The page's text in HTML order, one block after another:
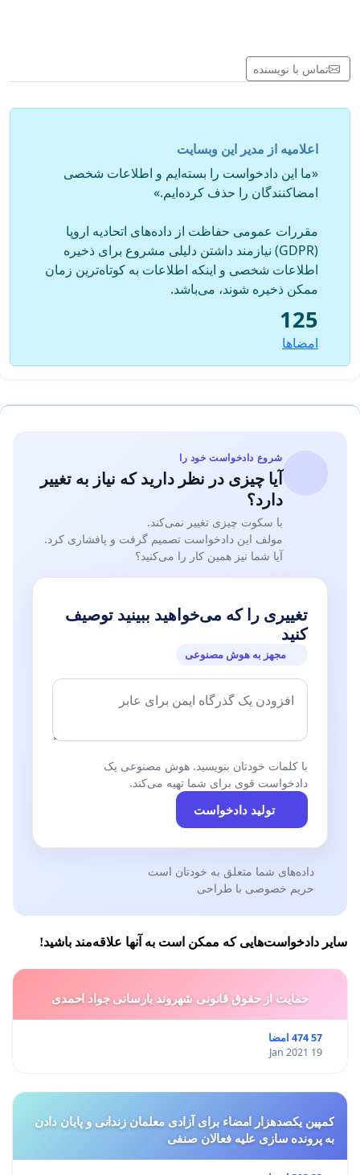
حیوانات با انها رفتار های نا شایست انجام می دهند
جناب آقای حناچی، درخواست رسیدگی و پیگیری را نموده که
متاسفانه مورد توجه واقع نگردید و هیچگونه اقدام موثری صورت
نگرفته است.
لذا از آن مقام محترم تقاضامندیم دستور رسیدگی به وقایع اتفاق
افتاده و مجازات متخلفین را صادر تا تکرار این گونه جنایات در آتی
پیشگیری و موجبات . عایت حقوق حیوانات بوجود آید.
ستاد مردمی دفاع از حقوق حیوانات"سمدا"
تماس با نویسنده
اعلامیه از مدیر این وبسایت
«ما این دادخواست را بسته‌ایم و اطلاعات شخصی
امضاکنندگان را حذف کرده‌ایم.»
مقررات عمومی حفاظت از داده‌های اتحادیه اروپا
(GDPR) نیازمند داشتن دلیلی مشروع برای ذخیره
اطلاعات شخصی و اینکه اطلاعات به کوتاه‌ترین زمان
ممکن ذخیره شوند، می‌باشد.
125
امضاها
شروع دادخواست خود را
آیا چیزی در نظر دارید که نیاز به تغییر
دارد؟
با سکوت چیزی تغییر نمی‌کند.
مولف این دادخواست تصمیم گرفت و پافشاری کرد.
آیا شما نیز همین کار را می‌کنید؟
تغییری را که می‌خواهید ببینید توصیف
کنید
مجهز به هوش مصنوعی
با کلمات خودتان بنویسید. هوش مصنوعی یک
دادخواست قوی برای شما تهیه می‌کند.
تولید دادخواست
داده‌های شما متعلق به خودتان است
حریم خصوصی با طراحی
سایر دادخواست‌هایی که ممکن است به آنها علاقه‌مند باشید!
حمایت از حقوق قانونی شهروند یارسانی جواد احمدی
57 474 امضا
19 Jan 2021
کمپین یکصدهزار امضاء برای آزادی معلمان زندانی و پایان دادن
به پرونده سازی علیه فعالان صنفی